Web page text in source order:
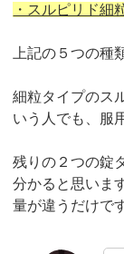
・スルピリド細
上記の５つの種
細粒タイプのス
いう人でも、服
残りの２つの錠
分かると思いま
量が違うだけで